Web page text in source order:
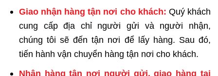
Giao nhận hàng tận nơi cho khách: Quý khách
cung cấp địa chỉ người gửi và người nhận,
chúng tôi sẽ đến tận nơi để lấy hàng. Sau đó,
tiến hành vận chuyển hàng tận nơi cho khách.
Nhận hàng tận nơi người gửi, giao hàng tại